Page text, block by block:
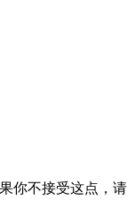
你不接受这点，请